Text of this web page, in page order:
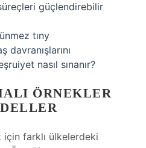
güçlendirebilir
tıny
nasıl sınanır?
ÖRNEKLER
için farklı ülkelerdeki